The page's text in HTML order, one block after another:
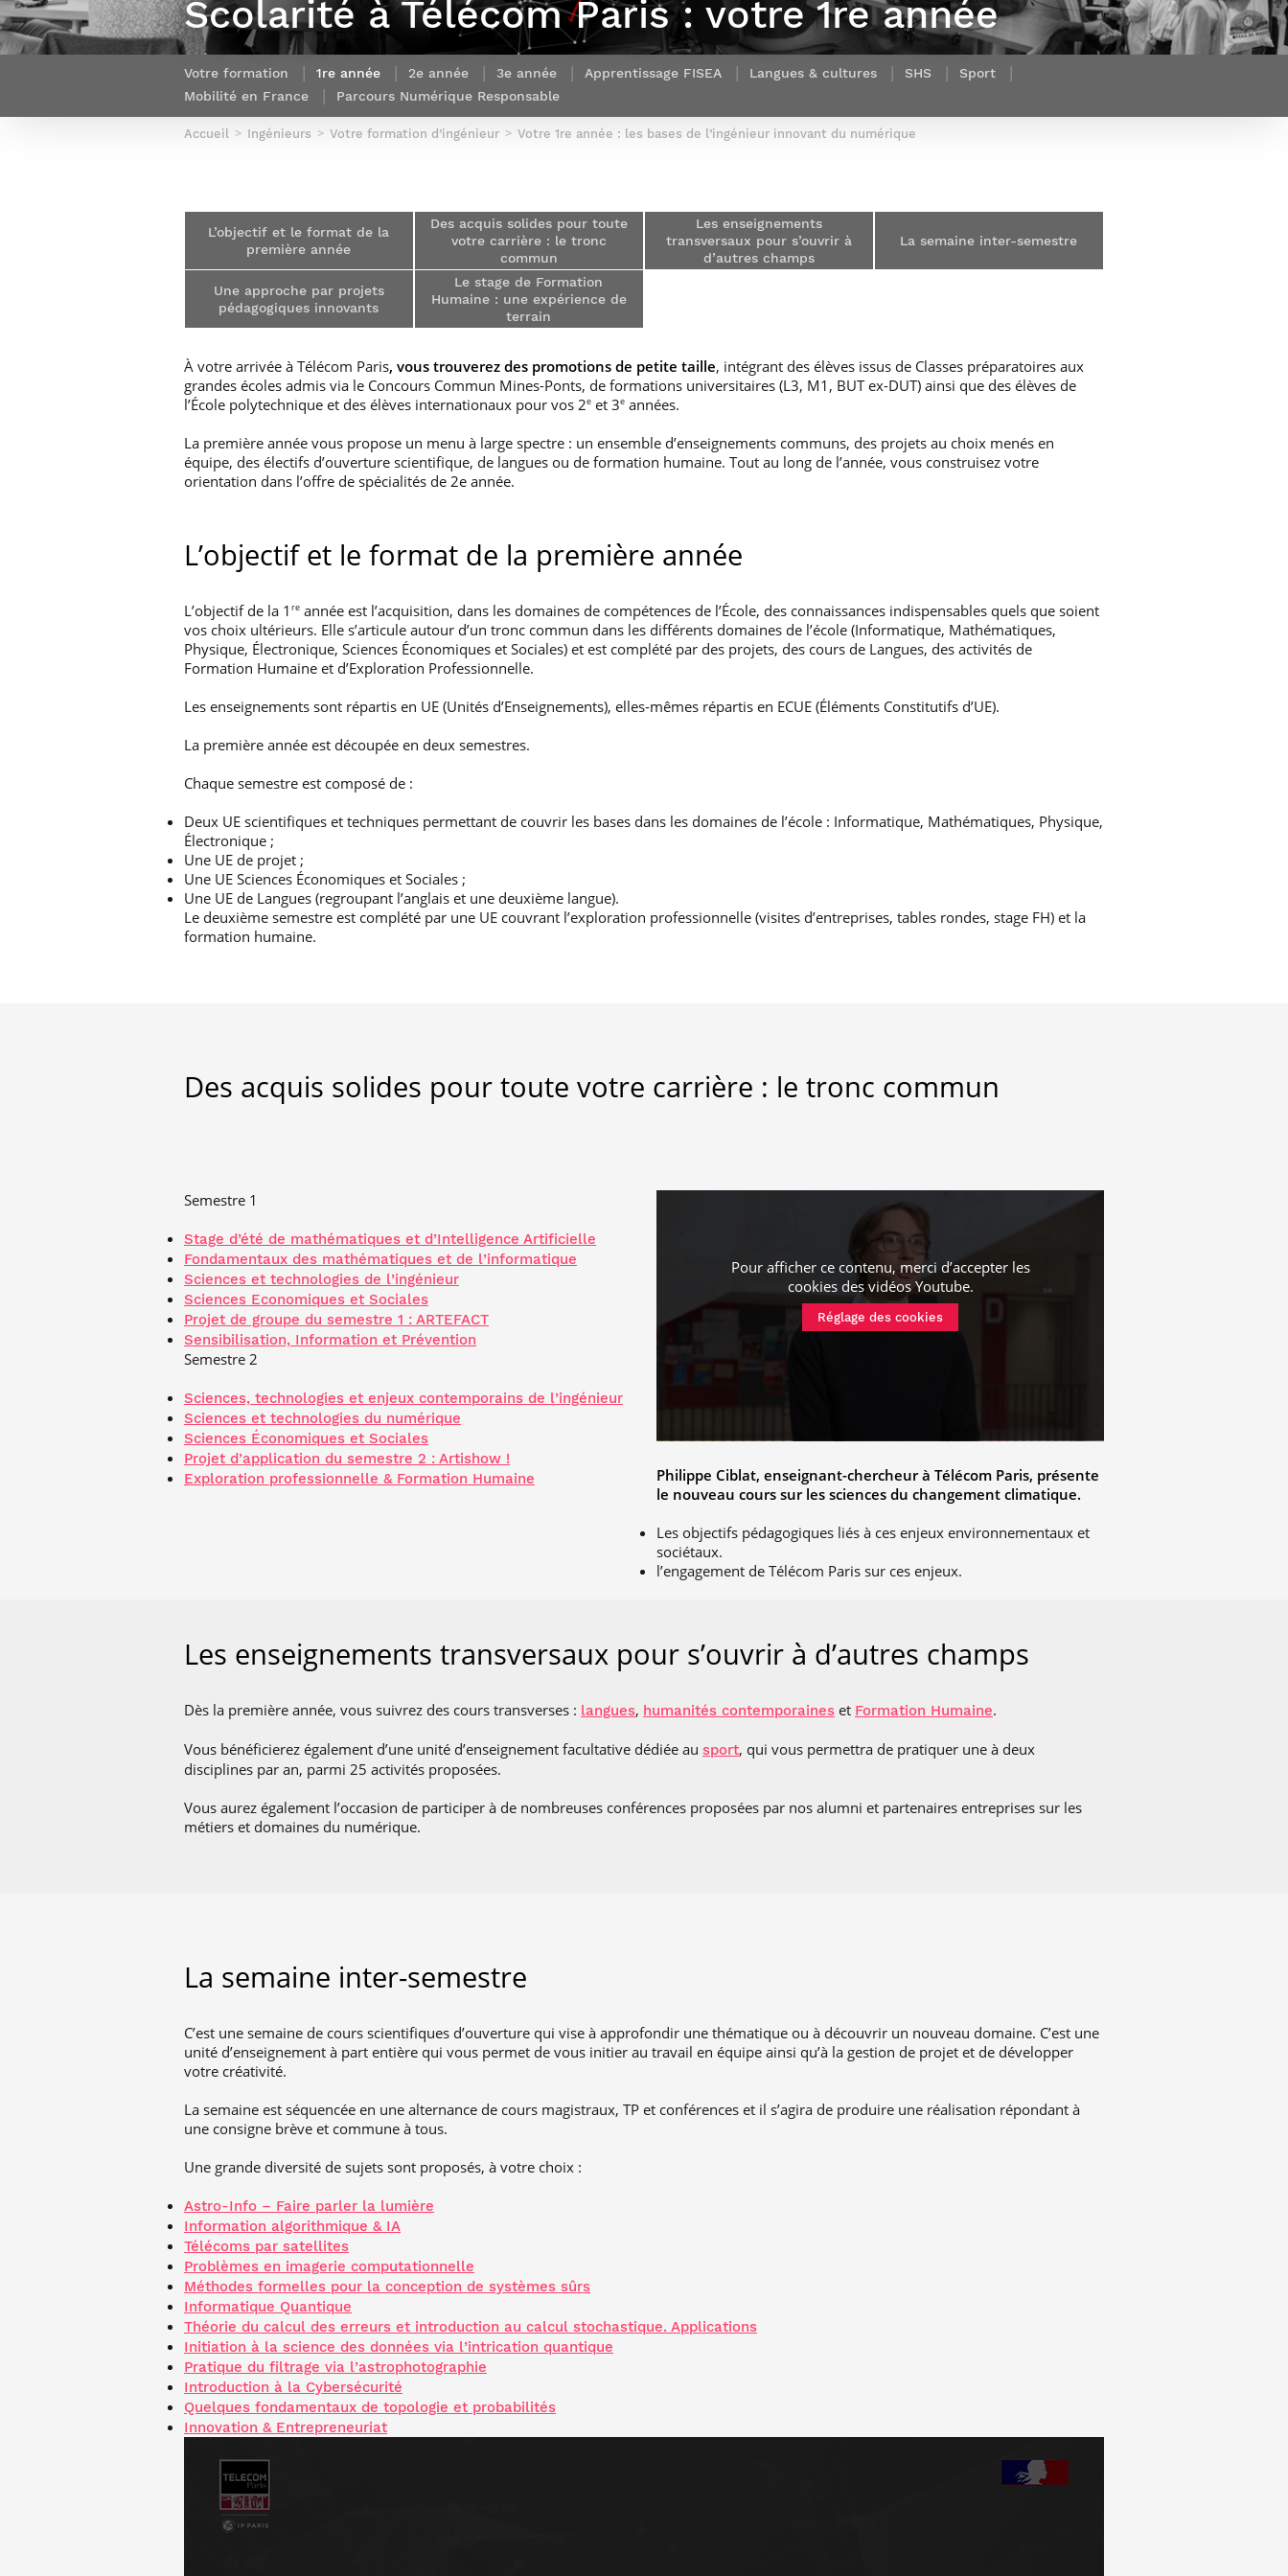
Nos offres
d’emplois
enseignement et
recherche
Nos offres
administratifs et
techniques
Mécénat
Alumni
Technologies
Focus
Newsroom
Pressroom
recherche &
innovation
Rapport d’activité
de la recherche à
Télécom Paris :
communication
Modélisation
mathématique
Soutien à la
mobilité
et d’emplois
Transferts
technologiques et
valorisation
Sport (fr)
Mobilité en France
Parcours Numérique Responsable
Enquête 1er emploi
Corps des Mines
Parcours Talents : un Double Diplôme
donnant accès aux Corps techniques
de l’État
Expert cybersécurité des réseaux
et des systèmes d’information
Intelligence Artificielle – Expert
Data & MLops
Intelligence Artificielle multimodale
et autonome
Financement
Entreprises & solutions Mastère
Spécialisé
Brochures & contacts
Événements des formations de
Scolarité à Télécom Paris : votre 1re année
Votre formation 1re année 2e année 3e année Apprentissage FISEA Langues & cultures SHS
Sport
Mobilité en France
Parcours Numérique Responsable
Accueil Ingénieurs Votre formation d’ingénieur Votre 1re année : les bases de l’ingénieur innovant du numérique
L’objectif et le format de la
première année
Des acquis solides pour toute
votre carrière : le tronc
commun
Les enseignements
transversaux pour s’ouvrir à
d’autres champs
La semaine inter-semestre
Une approche par projets
pédagogiques innovants
Le stage de Formation
Humaine : une expérience de
terrain
À votre arrivée à Télécom Paris, vous trouverez des promotions de petite taille, intégrant des élèves issus de Classes préparatoires aux
grandes écoles admis via le Concours Commun Mines-Ponts, de formations universitaires (L3, M1, BUT ex-DUT) ainsi que des élèves de
l’École polytechnique et des élèves internationaux pour vos 2e et 3e années.
La première année vous propose un menu à large spectre : un ensemble d’enseignements communs, des projets au choix menés en
équipe, des électifs d’ouverture scientifique, de langues ou de formation humaine. Tout au long de l’année, vous construisez votre
orientation dans l’offre de spécialités de 2e année.
L’objectif et le format de la première année
L’objectif de la 1 re année est l’acquisition, dans les domaines de compétences de l’École, des connaissances indispensables quels que soient
vos choix ultérieurs. Elle s’articule autour d’un tronc commun dans les différents domaines de l’école (Informatique, Mathématiques,
Physique, Électronique, Sciences Économiques et Sociales) et est complété par des projets, des cours de Langues, des activités de
Formation Humaine et d’Exploration Professionnelle.
Les enseignements sont répartis en UE (Unités d’Enseignements), elles-mêmes répartis en ECUE (Éléments Constitutifs d’UE).
La première année est découpée en deux semestres.
Chaque semestre est composé de :
Deux UE scientifiques et techniques permettant de couvrir les bases dans les domaines de l’école : Informatique, Mathématiques, Physique,
Électronique ;
Une UE de projet ;
Une UE Sciences Économiques et Sociales ;
Une UE de Langues (regroupant l’anglais et une deuxième langue).
Le deuxième semestre est complété par une UE couvrant l’exploration professionnelle (visites d’entreprises, tables rondes, stage FH) et la
formation humaine.
Des acquis solides pour toute votre carrière : le tronc commun
Semestre 1
Stage d’été de mathématiques et d’Intelligence Artificielle
Fondamentaux des mathématiques et de l’informatique
Sciences et technologies de l’ingénieur
Sciences Economiques et Sociales
Projet de groupe du semestre 1 : ARTEFACT
Sensibilisation, Information et Prévention
Semestre 2
Sciences, technologies et enjeux contemporains de l’ingénieur
Sciences et technologies du numérique
Sciences Économiques et Sociales
Projet d’application du semestre 2 : Artishow !
Exploration professionnelle & Formation Humaine
Pour afficher ce contenu, merci d’accepter les
cookies des vidéos Youtube.
Réglage des cookies
Philippe Ciblat, enseignant-chercheur à Télécom Paris, présente
le nouveau cours sur les sciences du changement climatique.
Les objectifs pédagogiques liés à ces enjeux environnementaux et
sociétaux.
l’engagement de Télécom Paris sur ces enjeux.
Les enseignements transversaux pour s’ouvrir à d’autres champs
Dès la première année, vous suivrez des cours transverses : langues, humanités contemporaines et Formation Humaine.
Vous bénéficierez également d’une unité d’enseignement facultative dédiée au sport, qui vous permettra de pratiquer une à deux
disciplines par an, parmi 25 activités proposées.
Vous aurez également l’occasion de participer à de nombreuses conférences proposées par nos alumni et partenaires entreprises sur les
métiers et domaines du numérique.
La semaine inter-semestre
C’est une semaine de cours scientifiques d’ouverture qui vise à approfondir une thématique ou à découvrir un nouveau domaine. C’est une
unité d’enseignement à part entière qui vous permet de vous initier au travail en équipe ainsi qu’à la gestion de projet et de développer
votre créativité.
La semaine est séquencée en une alternance de cours magistraux, TP et conférences et il s’agira de produire une réalisation répondant à
une consigne brève et commune à tous.
Une grande diversité de sujets sont proposés, à votre choix :
Astro-Info – Faire parler la lumière
Information algorithmique & IA
Télécoms par satellites
Problèmes en imagerie computationnelle
Méthodes formelles pour la conception de systèmes sûrs
Informatique Quantique
Théorie du calcul des erreurs et introduction au calcul stochastique. Applications
Initiation à la science des données via l’intrication quantique
Pratique du filtrage via l’astrophotographie
Introduction à la Cybersécurité
Quelques fondamentaux de topologie et probabilités
Innovation & Entrepreneuriat